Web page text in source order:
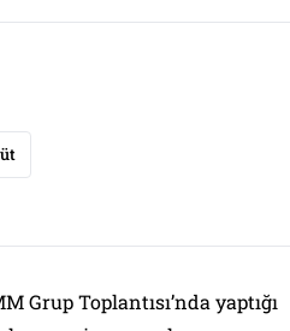
Toplantısı’nda yaptığı